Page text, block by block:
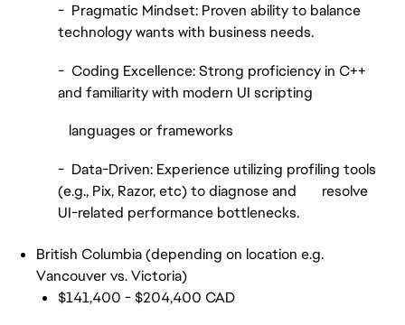
- Pragmatic Mindset: Proven ability to balance
technology wants with business needs.
- Coding Excellence: Strong proficiency in C++
and familiarity with modern UI scripting
languages or frameworks
- Data-Driven: Experience utilizing profiling tools
(e.g., Pix, Razor, etc) to diagnose and resolve
UI-related performance bottlenecks.
British Columbia (depending on location e.g.
Vancouver vs. Victoria)
$141,400 - $204,400 CAD